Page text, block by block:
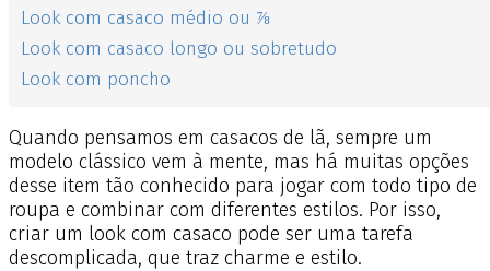
Look com casaco médio ou ⅞
Look com casaco longo ou sobretudo
Look com poncho
Quando pensamos em casacos de lã, sempre um
modelo clássico vem à mente, mas há muitas opções
desse item tão conhecido para jogar com todo tipo de
roupa e combinar com diferentes estilos. Por isso,
criar um look com casaco pode ser uma tarefa
descomplicada, que traz charme e estilo.